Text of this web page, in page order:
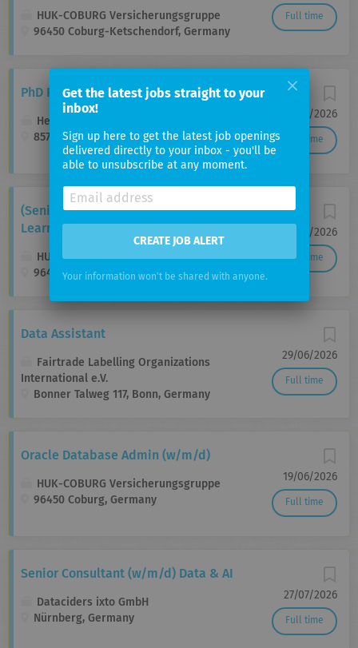
Full time
HUK-COBURG Versicherungsgruppe
96450 Coburg-Ketschendorf, Germany
06/08/2026
Full time
PhD Positions in Data Science
Helmholtz Zentrum München
85764 Neuherberg bei München
01/07/2026
Full time
(Senior) Applied Scientist (Machine
Learning) (w/m/d)
HUK-COBURG Versicherungsgruppe
96450 Coburg, Germany
29/06/2026
Full time
Data Assistant
Fairtrade Labelling Organizations
International e.V.
Bonner Talweg 117, Bonn, Germany
19/06/2026
Full time
Oracle Database Admin (w/m/d)
HUK-COBURG Versicherungsgruppe
96450 Coburg, Germany
27/07/2026
Full time
Senior Consultant (w/m/d) Data & AI
Dataciders ixto GmbH
Nürnberg, Germany
Get the latest jobs straight to your
inbox!
Sign up here to get the latest job openings
delivered directly to your inbox - you'll be
able to unsubscribe at any moment.
CREATE JOB ALERT
Your information won't be shared with anyone.